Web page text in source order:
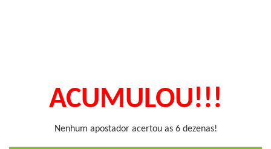
ACUMULOU!!!
Nenhum apostador acertou as 6 dezenas!